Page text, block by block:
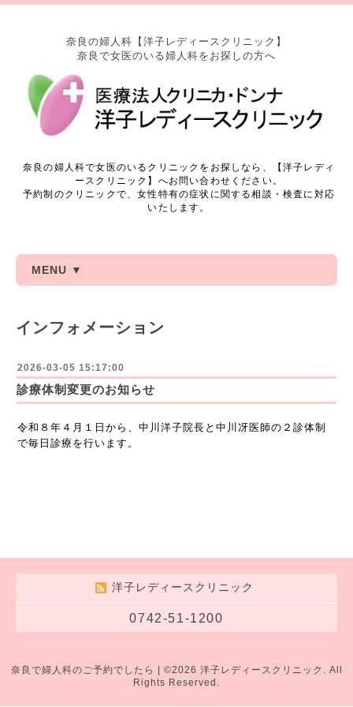
奈良の婦人科【洋子レディースクリニック】
奈良で女医のいる婦人科をお探しの方へ
奈良の婦人科で女医のいるクリニックをお探しなら、【洋子レディ
ースクリニック】へお問い合わせください。
予約制のクリニックで、女性特有の症状に関する相談・検査に対応
いたします。
MENU ▼
インフォメーション
2026-03-05 15:17:00
診療体制変更のお知らせ
令和８年４月１日から、中川洋子院長と中川冴医師の２診体制
で毎日診療を行います。
洋子レディースクリニック
0742-51-1200
奈良で婦人科のご予約でしたら | ©2026 洋子レディースクリニック . All
Rights Reserved.